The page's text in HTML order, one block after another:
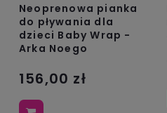
Neoprenowa pianka
do pływania dla
dzieci Baby Wrap -
Arka Noego
156,00 zł